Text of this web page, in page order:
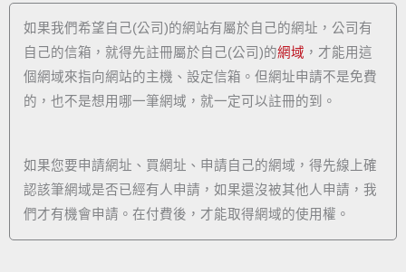
如果我們希望自己(公司)的網站有屬於自己的網址，公司有
自己的信箱，就得先註冊屬於自己(公司)的網域 ，才能用這
個網域來指向網站的主機、設定信箱。但網址申請不是免費
的，也不是想用哪一筆網域，就一定可以註冊的到。
如果您要申請網址、買網址、申請自己的網域，得先線上確
認該筆網域是否已經有人申請，如果還沒被其他人申請，我
們才有機會申請。在付費後，才能取得網域的使用權。